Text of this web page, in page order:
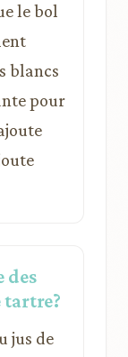
le bol
blancs
pour
des
tartre?
jus de